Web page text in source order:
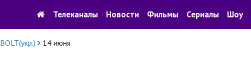
Телеканалы Новости Фильмы Сериалы Шоу
BOLT(укр.)
14 июня